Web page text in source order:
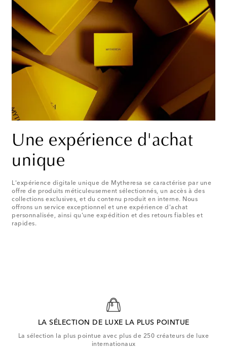
Une expérience d'achat
unique
L'expérience digitale unique de Mytheresa se caractérise par une
offre de produits méticuleusement sélectionnés, un accès à des
collections exclusives, et du contenu produit en interne. Nous
offrons un service exceptionnel et une expérience d'achat
personnalisée, ainsi qu'une expédition et des retours fiables et
rapides.
LA SÉLECTION DE LUXE LA PLUS POINTUE
La sélection la plus pointue avec plus de 250 créateurs de luxe
internationaux